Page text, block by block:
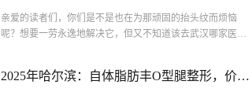
针功夫独步江湖！
亲爱的读者们，你们是不是也在为那顽固的抬头纹而烦恼
呢？想要一劳永逸地解决它，但又不知道该去武汉哪家医院
2025年哈尔滨：自体脂肪丰O型腿整形，价格